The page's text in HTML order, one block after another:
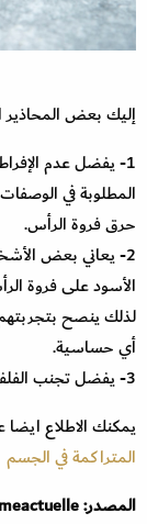
إليك بعض
1- يفضل عدم
المطلوبة في
حرق فروة الرأس.
2- يعاني بعض
الأسود على فروة
لذلك ينصح
أي حساسية.
3- يفضل تجنب الفلفل الأسود للشعر من قبل الحوامل والمرضعات.
يمكنك الاطلاع
المتراكمة في الجسم
المصدر: Femmeactuelle